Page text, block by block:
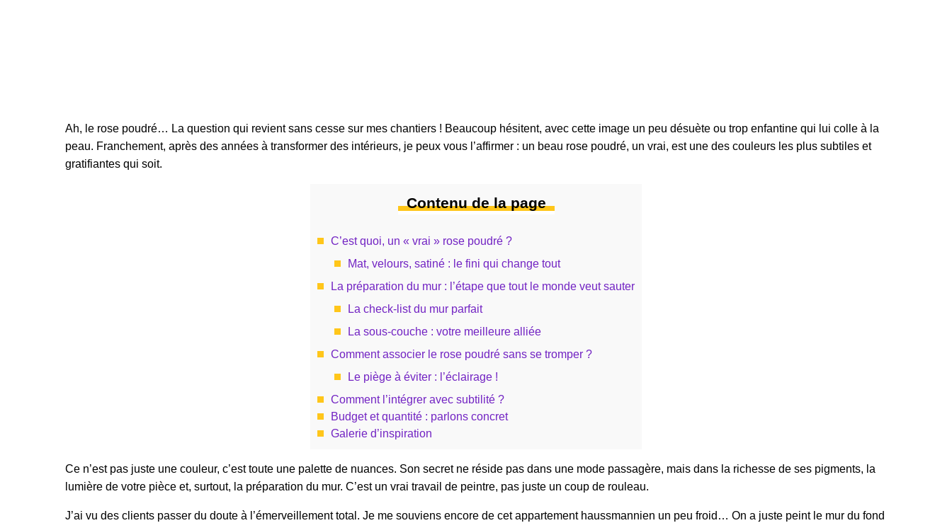
Ah, le rose poudré… La question qui revient sans cesse sur mes chantiers ! Beaucoup hésitent, avec cette image un peu désuète ou trop enfantine qui lui colle à la
peau. Franchement, après des années à transformer des intérieurs, je peux vous l’affirmer : un beau rose poudré, un vrai, est une des couleurs les plus subtiles et
gratifiantes qui soit.
Contenu de la page
C’est quoi, un « vrai » rose poudré ?
Mat, velours, satiné : le fini qui change tout
La préparation du mur : l’étape que tout le monde veut sauter
La check-list du mur parfait
La sous-couche : votre meilleure alliée
Comment associer le rose poudré sans se tromper ?
Le piège à éviter : l’éclairage !
Comment l’intégrer avec subtilité ?
Budget et quantité : parlons concret
Galerie d’inspiration
Ce n’est pas juste une couleur, c’est toute une palette de nuances. Son secret ne réside pas dans une mode passagère, mais dans la richesse de ses pigments, la
lumière de votre pièce et, surtout, la préparation du mur. C’est un vrai travail de peintre, pas juste un coup de rouleau.
J’ai vu des clients passer du doute à l’émerveillement total. Je me souviens encore de cet appartement haussmannien un peu froid… On a juste peint le mur du fond